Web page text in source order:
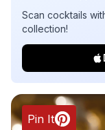
Scan cocktails
collection!
Pin It